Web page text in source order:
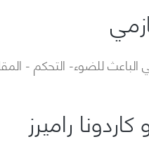
الباعث للضوء- التحكم -
كاردونا راميرز